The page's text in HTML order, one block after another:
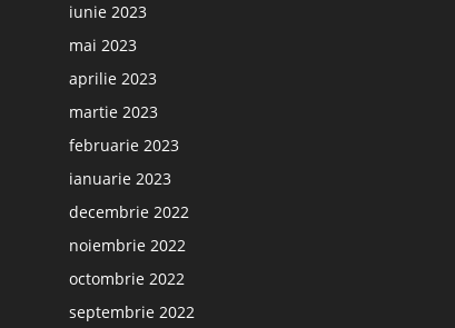
iunie 2023
mai 2023
aprilie 2023
martie 2023
februarie 2023
ianuarie 2023
decembrie 2022
noiembrie 2022
octombrie 2022
septembrie 2022